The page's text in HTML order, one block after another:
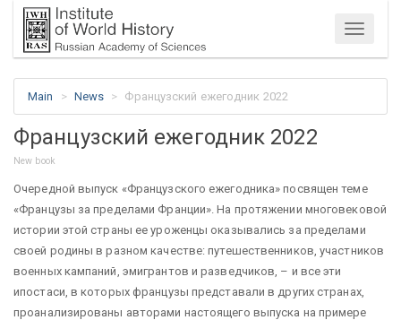
Menu
Main News Французский ежегодник 2022
Французский ежегодник 2022
New book
Очередной выпуск «Французского ежегодника» посвящен теме
«Французы за пределами Франции». На протяжении многовековой
истории этой страны ее уроженцы оказывались за пределами
своей родины в разном качестве: путешественников, участников
военных кампаний, эмигрантов и разведчиков, – и все эти
ипостаси, в которых французы представали в других странах,
проанализированы авторами настоящего выпуска на примере